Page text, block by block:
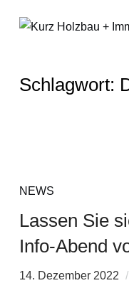
Schlagwort:
NEWS
Lassen Sie
Info-Abend
14. Dezember 2022